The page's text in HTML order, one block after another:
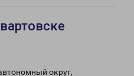
округ,